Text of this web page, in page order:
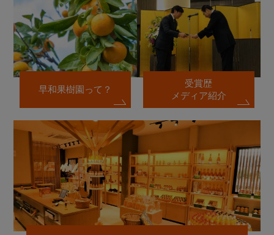
早和果樹園って？
受賞歴
メディア紹介